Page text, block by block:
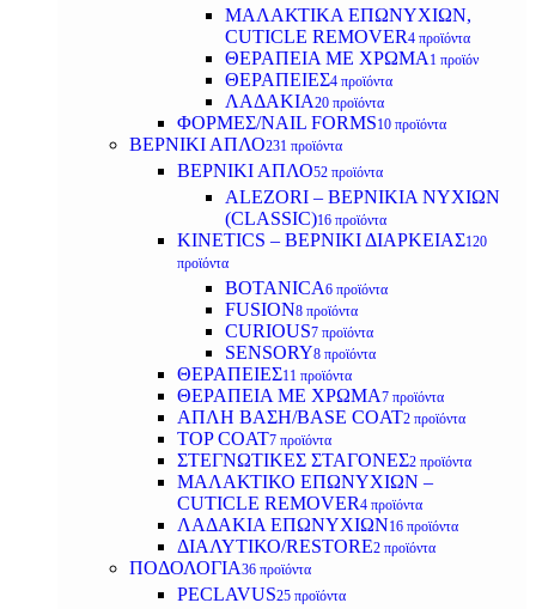
ΜΑΛΑΚΤΙΚΑ ΕΠΩΝΥΧΙΩΝ,
CUTICLE REMOVER4 προϊόντα
ΘΕΡΑΠΕΙΑ ΜΕ ΧΡΩΜΑ 1 προϊόν
ΘΕΡΑΠΕΙΕΣ4 προϊόντα
ΛΑΔΑΚΙΑ20 προϊόντα
ΦΟΡΜΕΣ/NAIL FORMS10 προϊόντα
ΒΕΡΝΙΚΙ ΑΠΛΟ231 προϊόντα
ΒΕΡΝΙΚΙ ΑΠΛΟ52 προϊόντα
ALEZORI – ΒΕΡΝΙΚΙΑ ΝΥΧΙΩΝ
(CLASSIC)16 προϊόντα
KINETICS – ΒΕΡΝΙΚΙ ΔΙΑΡΚΕΙΑΣ120
προϊόντα
BOTANICA6 προϊόντα
FUSION8 προϊόντα
CURIOUS7 προϊόντα
SENSORY8 προϊόντα
ΘΕΡΑΠΕΙΕΣ11 προϊόντα
ΘΕΡΑΠΕΙΑ ΜΕ ΧΡΩΜΑ7 προϊόντα
ΑΠΛΗ ΒΑΣΗ/BASE COAT2 προϊόντα
TOP COAT7 προϊόντα
ΣΤΕΓΝΩΤΙΚΕΣ ΣΤΑΓΟΝΕΣ2 προϊόντα
ΜΑΛΑΚΤΙΚΟ ΕΠΩΝΥΧΙΩΝ –
CUTICLE REMOVER4 προϊόντα
ΛΑΔΑΚΙΑ ΕΠΩΝΥΧΙΩΝ16 προϊόντα
ΔΙΑΛΥΤΙΚΟ/RESTORE2 προϊόντα
ΠΟΔΟΛΟΓΙΑ36 προϊόντα
PECLAVUS25 προϊόντα